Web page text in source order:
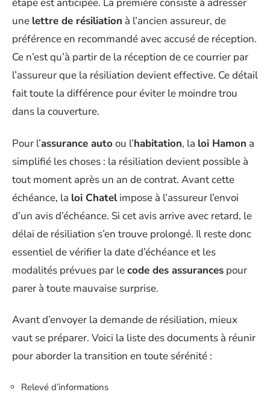
une lettre de résiliation à l’ancien assureur, de
préférence en recommandé avec accusé de réception.
Ce n’est qu’à partir de la réception de ce courrier par
l’assureur que la résiliation devient effective. Ce détail
fait toute la différence pour éviter le moindre trou
dans la couverture.
Pour l’assurance auto ou l’habitation, la loi Hamon a
simplifié les choses : la résiliation devient possible à
tout moment après un an de contrat. Avant cette
échéance, la loi Chatelimpose à l’assureur l’envoi
d’un avis d’échéance. Si cet avis arrive avec retard, le
délai de résiliation s’en trouve prolongé. Il reste donc
essentiel de vérifier la date d’échéance et les
modalités prévues par lecode des assurances pour
parer à toute mauvaise surprise.
Avant d’envoyer la demande de résiliation, mieux
vaut se préparer. Voici la liste des documents à réunir
pour aborder la transition en toute sérénité :
Relevé d’informations